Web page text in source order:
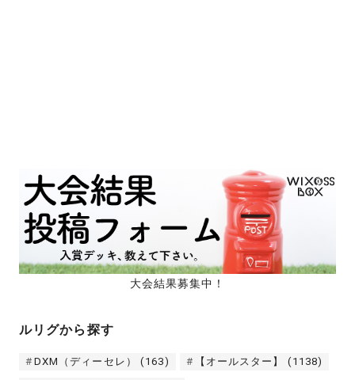
大会結果募集中！
ルリグから探す
DXM（ディーセレ） (163) 【オールスター】 (1138)